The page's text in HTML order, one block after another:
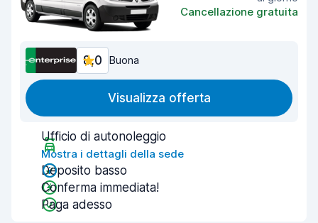
Cancellazione gratuita
8,0 Buona
Visualizza offerta
Ufficio di autonoleggio
Mostra i dettagli della sede
Deposito basso
Conferma immediata!
Paga adesso